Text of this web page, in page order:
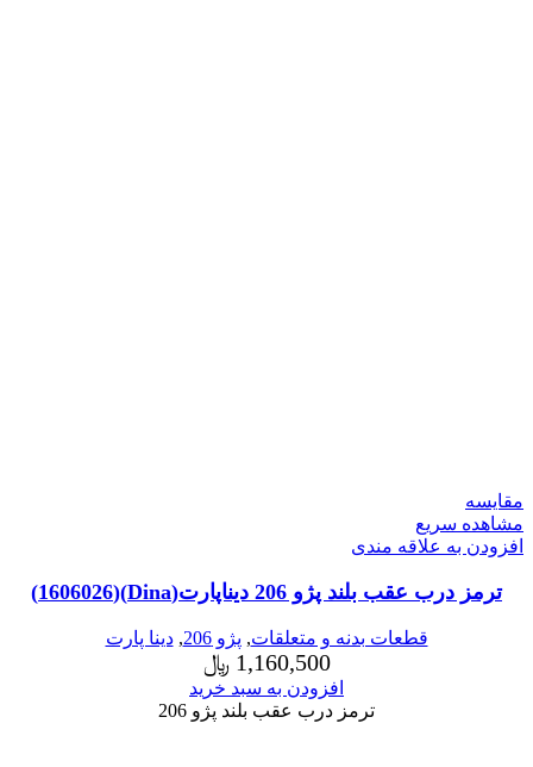
مقایسه
مشاهده سریع
افزودن به علاقه مندی
ترمز درب عقب بلند پژو 206 دیناپارت(Dina)(1606026)
قطعات بدنه و متعلقات, پژو 206 ,دینا پارت
1,160,500 ﷼
افزودن به سبد خرید
ترمز درب عقب بلند پژو 206